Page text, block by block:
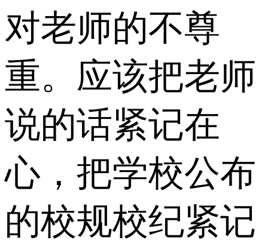
对老师的不尊
重。应该把老师
说的话紧记在
心，把学校公布
的校规校纪紧记